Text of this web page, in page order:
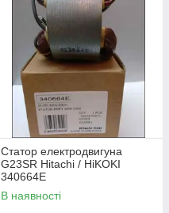
Статор електродвигуна
G23SR Hitachi / HiKOKI
340664E
В наявності